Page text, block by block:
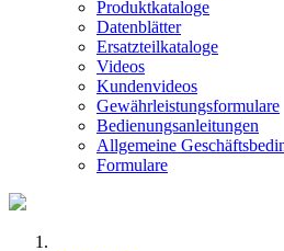
Produktkataloge
Datenblätter
Ersatzteilkataloge
Videos
Kundenvideos
Gewährleistungsformulare
Bedienungsanleitungen
Allgemeine
Formulare